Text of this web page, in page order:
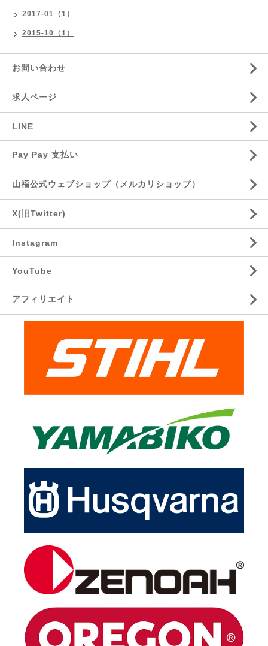
2017-01（1）
2015-10（1）
お問い合わせ
求人ページ
LINE
Pay Pay 支払い
山福公式ウェブショップ（メルカリショップ）
X(旧Twitter)
Instagram
YouTube
アフィリエイト